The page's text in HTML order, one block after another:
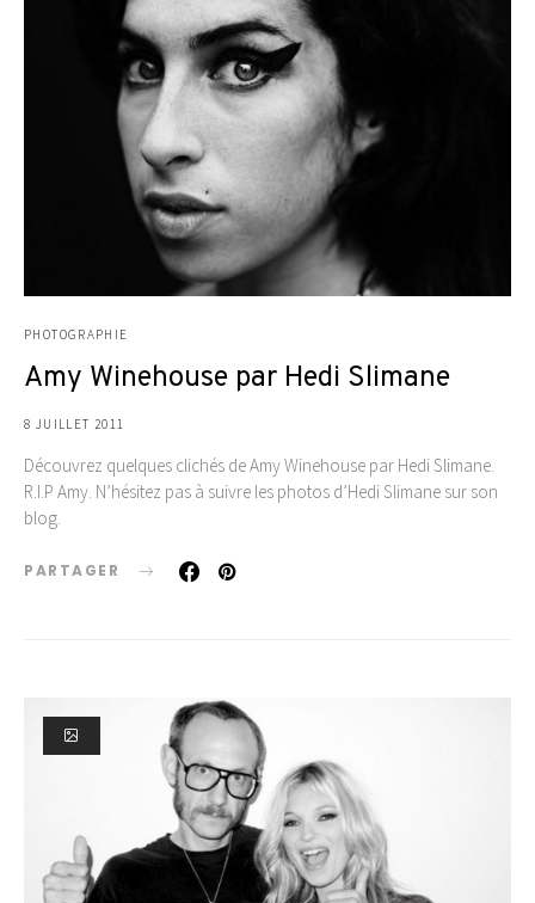
PHOTOGRAPHIE
Amy Winehouse par Hedi Slimane
8 JUILLET 2011
Découvrez quelques clichés de Amy Winehouse par Hedi Slimane.
R.I.P Amy. N’hésitez pas à suivre les photos d’Hedi Slimane sur son
blog.
PARTAGER